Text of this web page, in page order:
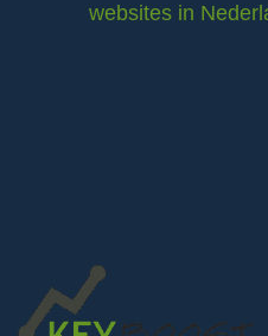
websites in